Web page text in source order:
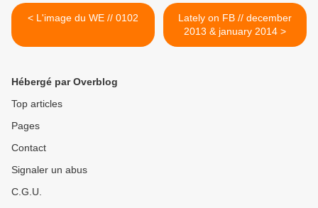
< L'image du WE // 0102
Lately on FB // december
2013 & january 2014 >
Hébergé par Overblog
Top articles
Pages
Contact
Signaler un abus
C.G.U.